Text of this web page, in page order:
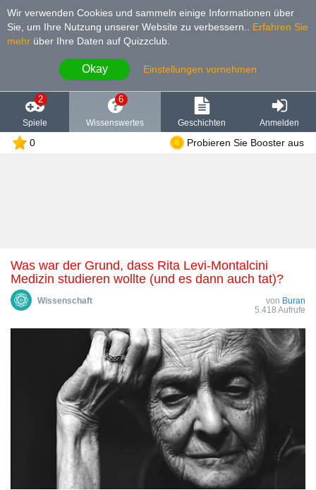
Wir verwenden Cookies und sammeln einige Informationen über
Sie, um Ihre Nutzung unserer Website zu verbessern.
Erfahren Sie
mehr über Ihre Daten auf Quizzclub.
Okay Einstellungen vornehmen
2
Spiele
6
Wissenswertes Geschichten Anmelden
0 Probieren Sie Booster aus
Was war der Grund, dass Rita Levi-Montalcini
Medizin studieren wollte (und es dann auch tat)?
Wissenschaft von Buran
5.418 Aufrufe